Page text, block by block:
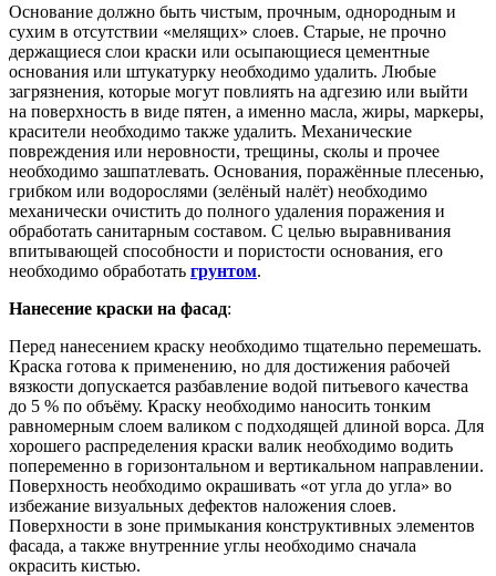
Основание должно быть чистым, прочным, однородным и
сухим в отсутствии «мелящих» слоев. Старые, не прочно
держащиеся слои краски или осыпающиеся цементные
основания или штукатурку необходимо удалить. Любые
загрязнения, которые могут повлиять на адгезию или выйти
на поверхность в виде пятен, а именно масла, жиры, маркеры,
красители необходимо также удалить. Механические
повреждения или неровности, трещины, сколы и прочее
необходимо зашпатлевать. Основания, поражённые плесенью,
грибком или водорослями (зелёный налёт) необходимо
механически очистить до полного удаления поражения и
обработать санитарным составом. С целью выравнивания
впитывающей способности и пористости основания, его
необходимо обработать грунтом.
Нанесение краски на фасад:
Перед нанесением краску необходимо тщательно перемешать.
Краска готова к применению, но для достижения рабочей
вязкости допускается разбавление водой питьевого качества
до 5 % по объёму. Краску необходимо наносить тонким
равномерным слоем валиком с подходящей длиной ворса. Для
хорошего распределения краски валик необходимо водить
попеременно в горизонтальном и вертикальном направлении.
Поверхность необходимо окрашивать «от угла до угла» во
избежание визуальных дефектов наложения слоев.
Поверхности в зоне примыкания конструктивных элементов
фасада, а также внутренние углы необходимо сначала
окрасить кистью.